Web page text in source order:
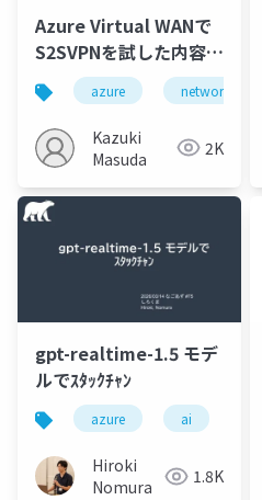
Azure Virtual WANで
S2SVPNを試した内容共
有
azure network
Kazuki
Masuda
2K
gpt-realtime-1.5 モデ
ルでｽﾀｯｸﾁｬﾝ
azure ai
Hiroki
Nomura
1.8K